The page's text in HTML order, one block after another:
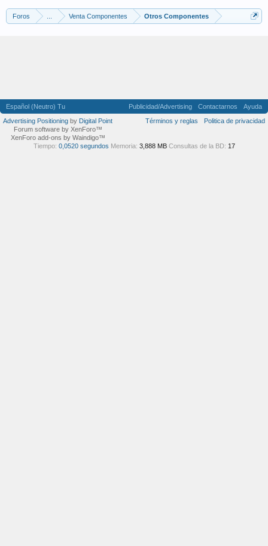
Foros Venta Componentes Otros Componentes
Español (Neutro) Tu Publicidad/Advertising Contactarnos
Ayuda
Términos y reglas
Politica de privacidad
Advertising Positioning by Digital Point
Forum software by XenForo™
XenForo add-ons by Waindigo™
Tiempo: 0,0520 segundos Memoria: 3,888 MB Consultas de la BD: 17